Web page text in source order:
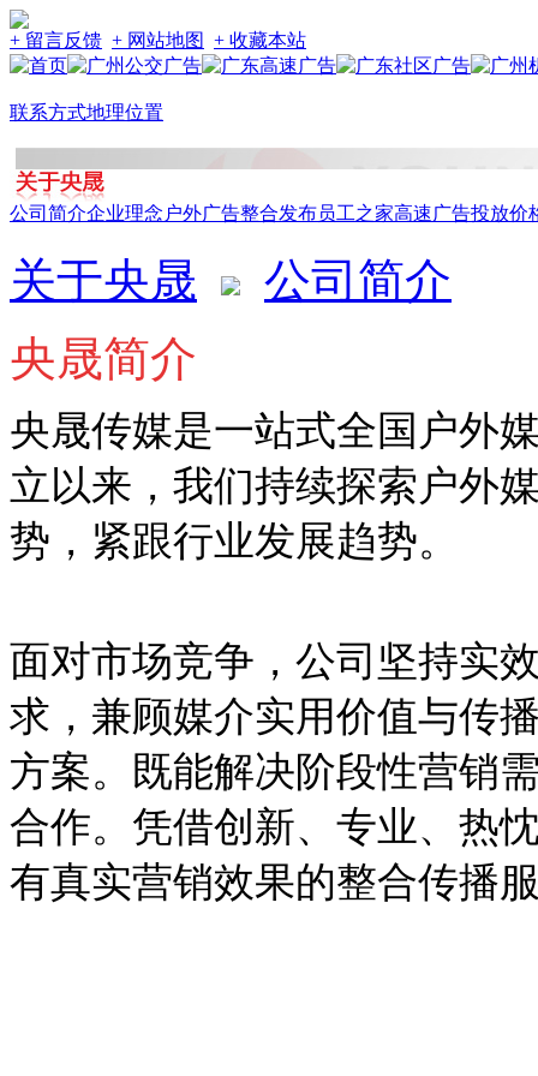
+ 留言反馈 + 网站地图 + 收藏本站
联系方式地理位置
公司简介企业理念 户外广告整合发布员工之家高速广告投放价
关于央晟
公司简介
央晟简介
央晟传媒是一站式全国户外
立以来，我们持续探索户外
势，紧跟行业发展趋势。
面对市场竞争，公司坚持实
求，兼顾媒介实用价值与传
方案。既能解决阶段性营销
合作。凭借创新、专业、热
有真实营销效果的整合传播